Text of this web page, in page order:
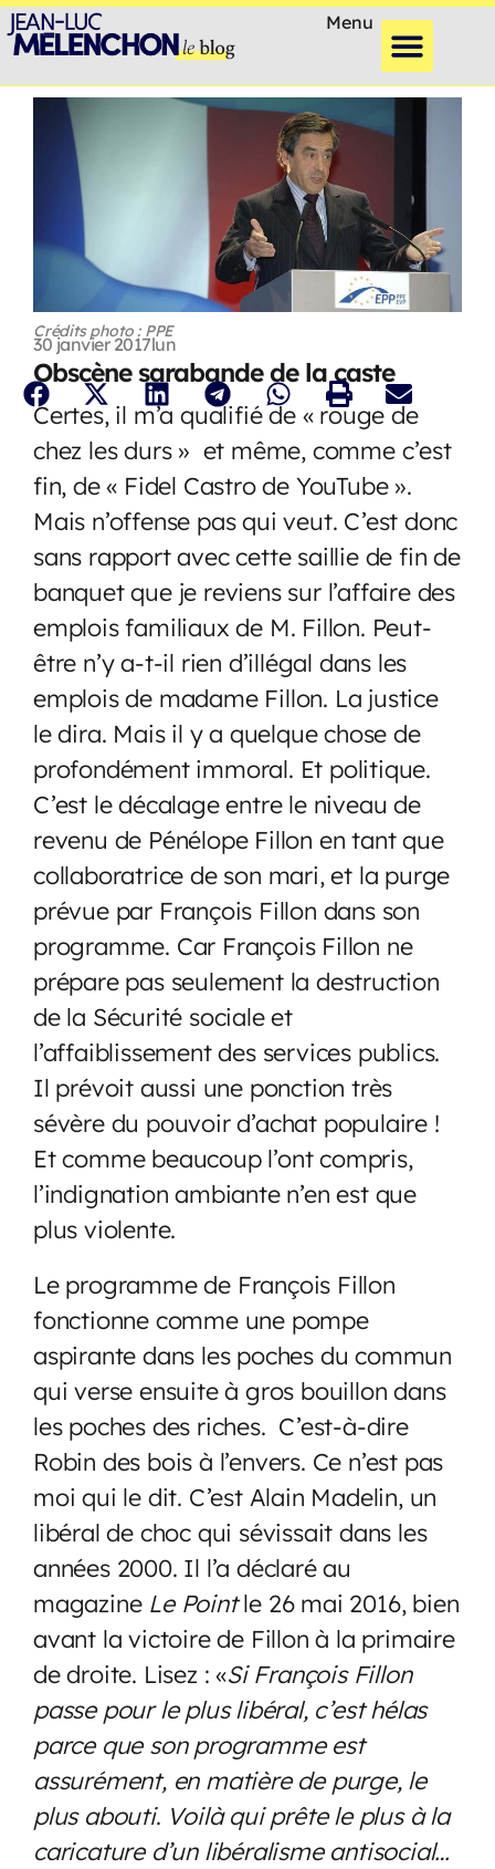
Menu
Crédits photo : PPE
30 janvier 2017lun
Obscène sarabande de la caste
Certes, il m’a qualifié de « rouge de
chez les durs » et même, comme c’est
fin, de « Fidel Castro de YouTube ».
Mais n’offense pas qui veut. C’est donc
sans rapport avec cette saillie de fin de
banquet que je reviens sur l’affaire des
emplois familiaux de M. Fillon. Peut-
être n’y a-t-il rien d’illégal dans les
emplois de madame Fillon. La justice
le dira. Mais il y a quelque chose de
profondément immoral. Et politique.
C’est le décalage entre le niveau de
revenu de Pénélope Fillon en tant que
collaboratrice de son mari, et la purge
prévue par François Fillon dans son
programme. Car François Fillon ne
prépare pas seulement la destruction
de la Sécurité sociale et
l’affaiblissement des services publics.
Il prévoit aussi une ponction très
sévère du pouvoir d’achat populaire !
Et comme beaucoup l’ont compris,
l’indignation ambiante n’en est que
plus violente.
Le programme de François Fillon
fonctionne comme une pompe
aspirante dans les poches du commun
qui verse ensuite à gros bouillon dans
les poches des riches. C’est-à-dire
Robin des bois à l’envers. Ce n’est pas
moi qui le dit. C’est Alain Madelin, un
libéral de choc qui sévissait dans les
années 2000. Il l’a déclaré au
magazine Le Pointle 26 mai 2016, bien
avant la victoire de Fillon à la primaire
de droite. Lisez : «Si François Fillon
passe pour le plus libéral, c’est hélas
parce que son programme est
assurément, en matière de purge, le
plus abouti. Voilà qui prête le plus à la
caricature d’un libéralisme antisocial…